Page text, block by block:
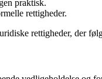
praktisk.
rettigheder.
rettigheder, der